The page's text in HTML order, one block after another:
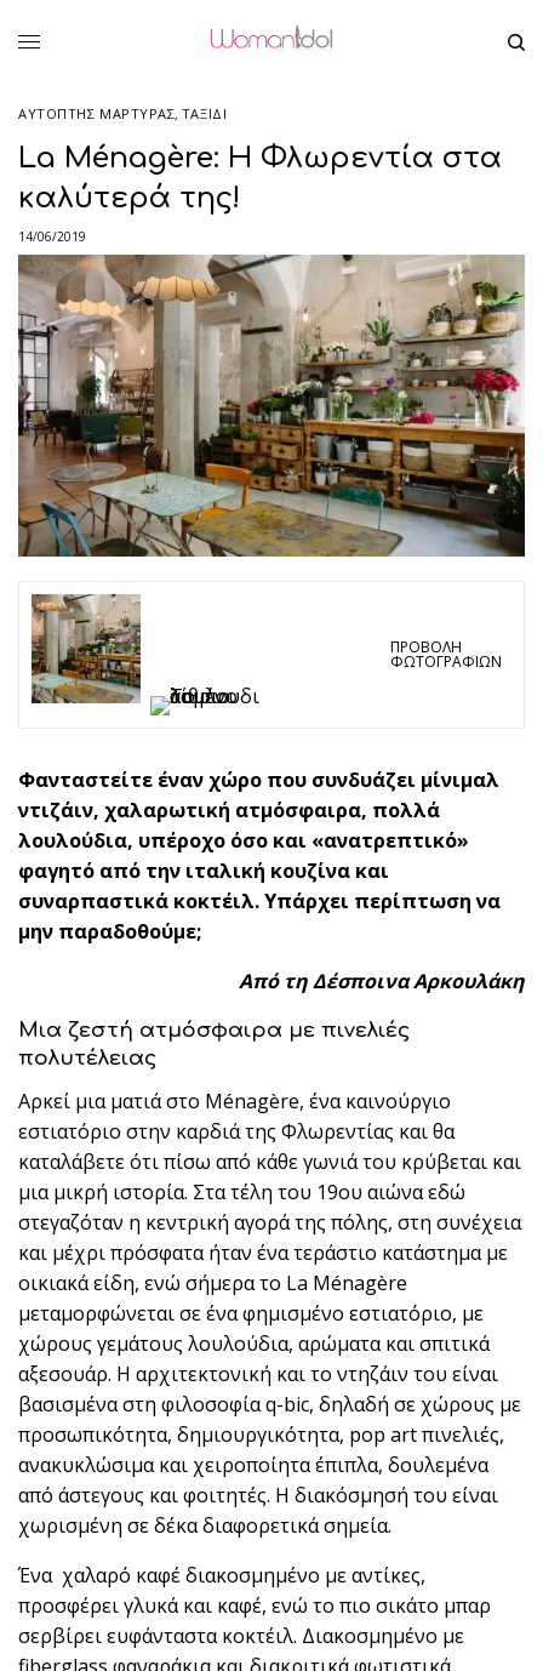
ΑΥΤΌΠΤΗΣ ΜΆΡΤΥΡΑΣ, ΤΑΞΙΔΙ
La Ménagère: Η Φλωρεντία στα
καλύτερά της!
14/06/2019
ΠΡΟΒΟΛΉ
ΦΩΤΟΓΡΑΦΙΏΝ
Φανταστείτε έναν χώρο που συνδυάζει μίνιμαλ
ντιζάιν, χαλαρωτική ατμόσφαιρα, πολλά
λουλούδια, υπέροχο όσο και «ανατρεπτικό»
φαγητό από την ιταλική κουζίνα και
συναρπαστικά κοκτέιλ. Υπάρχει περίπτωση να
μην παραδοθούμε;
Aπό τη Δέσποινα Αρκουλάκη
Μια ζεστή ατμόσφαιρα με πινελιές
πολυτέλειας
Αρκεί μια ματιά στο Μénagère, ένα καινούργιο
εστιατόριο στην καρδιά της Φλωρεντίας και θα
καταλάβετε ότι πίσω από κάθε γωνιά του κρύβεται και
μια μικρή ιστορία. Στα τέλη του 19ου αιώνα εδώ
στεγαζόταν η κεντρική αγορά της πόλης, στη συνέχεια
και μέχρι πρόσφατα ήταν ένα τεράστιο κατάστημα με
οικιακά είδη, ενώ σήμερα το La Μénagère
μεταμορφώνεται σε ένα φημισμένο εστιατόριο, με
χώρους γεμάτους λουλούδια, αρώματα και σπιτικά
αξεσουάρ. Η αρχιτεκτονική και το ντηζάιν του είναι
βασισμένα στη φιλοσοφία q-bic, δηλαδή σε χώρους με
προσωπικότητα, δημιουργικότητα, pop art πινελιές,
ανακυκλώσιμα και χειροποίητα έπιπλα, δουλεμένα
από άστεγους και φοιτητές. Η διακόσμησή του είναι
χωρισμένη σε δέκα διαφορετικά σημεία.
Ένα χαλαρό καφέ διακοσμημένο με αντίκες,
προσφέρει γλυκά και καφέ, ενώ το πιο σικάτο μπαρ
σερβίρει ευφάνταστα κοκτέιλ. Διακοσμημένο με